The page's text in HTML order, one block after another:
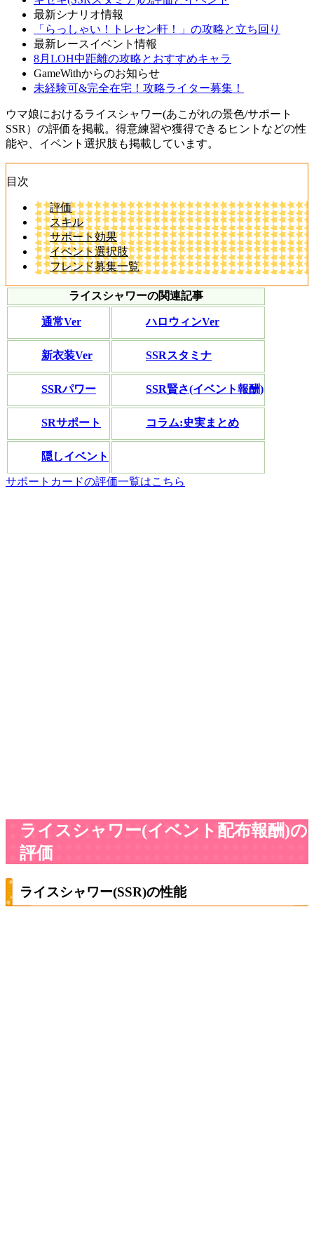
最新シナリオ情報
「らっしゃい！トレセン軒！」の攻略と立ち回り
最新レースイベント情報
8月LOH中距離の攻略とおすすめキャラ
GameWithからのお知らせ
未経験可&完全在宅！攻略ライター募集！
ウマ娘におけるライスシャワー(あこがれの景色/サポート
SSR）の評価を掲載。得意練習や獲得できるヒントなどの性
能や、イベント選択肢も掲載しています。
目次
評価
スキル
サポート効果
イベント選択肢
フレンド募集一覧
ライスシャワーの関連記事
通常Ver ハロウィンVer
新衣装Ver SSRスタミナ
SSRパワー SSR賢さ(イベント報酬)
SRサポート コラム:史実まとめ
隠しイベント
サポートカードの評価一覧はこちら
ライスシャワー(イベント配布報酬)の
評価
ライスシャワー(SSR)の性能